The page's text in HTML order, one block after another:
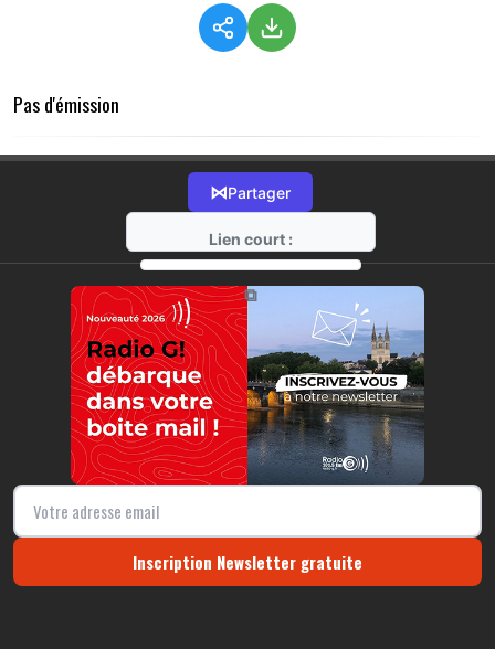
Pas d'émission
⋈Partager
Lien court :
https://radio-g.fr?20550
⧉
Inscription Newsletter gratuite